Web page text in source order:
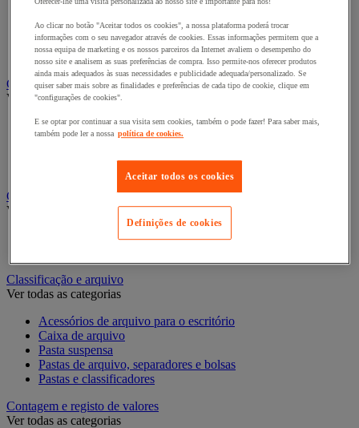
Cabide
Porta-cabides
Suporte guarda-chuvas
Cadeiras, poltronas e cadeirões
Ver todas as categorias
Acessórios para cadeiras de escritório
Cadeira de braços executivo
Candeeiro
Ver todas as categorias
Candeeiro de escritório
Classificação e arquivo
Ver todas as categorias
Acessórios de arquivo para o escritório
Caixa de arquivo
Pasta suspensa
Pastas de arquivo, separadores e bolsas
Pastas e classificadores
Contagem e registo de valores
Ver todas as categorias
Ao clicar no botão "Aceitar todos os cookies", a nossa plataforma poderá trocar
informações com o seu navegador através de cookies. Essas informações permitem que a
nossa equipa de marketing e os nossos parceiros da Internet avaliem o desempenho do
nosso site e analisem as suas preferências de compra. Isso permite-nos oferecer produtos
ainda mais adequados às suas necessidades e publicidade adequada/personalizado. Se
quiser saber mais sobre as finalidades e preferências de cada tipo de cookie, clique em
"configurações de cookies".
E se optar por continuar a sua visita sem cookies, também o pode fazer! Para saber mais,
também pode ler a nossa política de cookies.
Aceitar todos os cookies
Definições de cookies